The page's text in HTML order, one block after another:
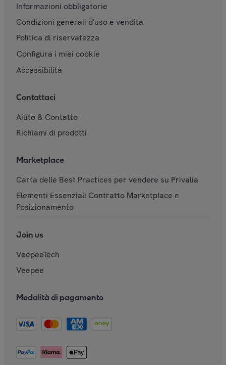
Informazioni obbligatorie
Condizioni generali d'uso e vendita
Politica di riservatezza
Configura i miei cookie
Accessibilità
Contattaci
Aiuto & Contatto
Richiami di prodotti
Marketplace
Carta delle Best Practices per vendere su Privalia
Elementi Essenziali Contratto Marketplace e
Posizionamento
Join us
VeepeeTech
Veepee
Modalità di pagamento